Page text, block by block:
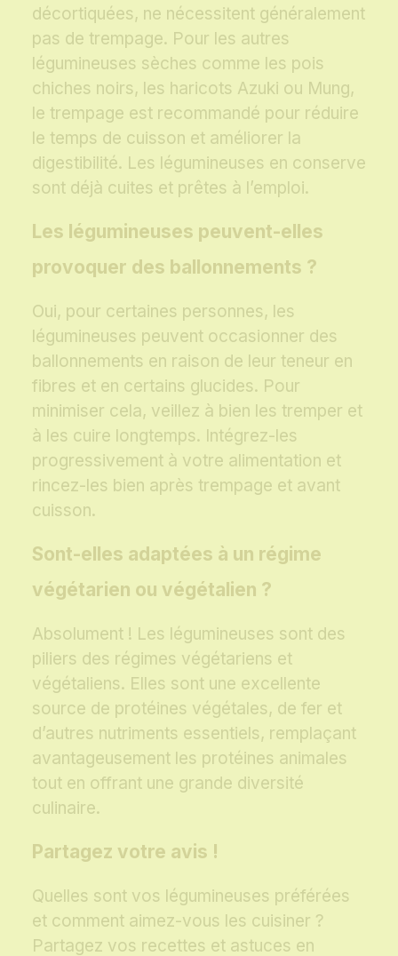
décortiquées, ne nécessitent généralement
pas de trempage. Pour les autres
légumineuses sèches comme les pois
chiches noirs, les haricots Azuki ou Mung,
le trempage est recommandé pour réduire
le temps de cuisson et améliorer la
digestibilité. Les légumineuses en conserve
sont déjà cuites et prêtes à l’emploi.
Les légumineuses peuvent-elles
provoquer des ballonnements ?
Oui, pour certaines personnes, les
légumineuses peuvent occasionner des
ballonnements en raison de leur teneur en
fibres et en certains glucides. Pour
minimiser cela, veillez à bien les tremper et
à les cuire longtemps. Intégrez-les
progressivement à votre alimentation et
rincez-les bien après trempage et avant
cuisson.
Sont-elles adaptées à un régime
végétarien ou végétalien ?
Absolument ! Les légumineuses sont des
piliers des régimes végétariens et
végétaliens. Elles sont une excellente
source de protéines végétales, de fer et
d’autres nutriments essentiels, remplaçant
avantageusement les protéines animales
tout en offrant une grande diversité
culinaire.
Partagez votre avis !
Quelles sont vos légumineuses préférées
et comment aimez-vous les cuisiner ?
Partagez vos recettes et astuces en